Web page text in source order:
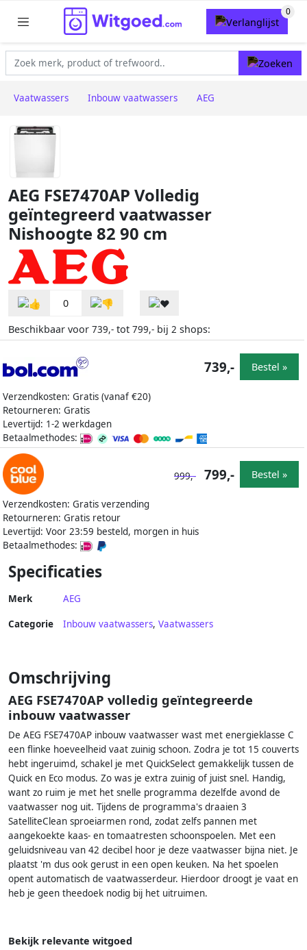
Vaatwassers Inbouw vaatwassers AEG
AEG FSE7470AP Volledig
geïntegreerd vaatwasser
Nishoogte 82 90 cm
0
Beschikbaar voor 739,- tot 799,- bij 2 shops:
Verzendkosten: Gratis (vanaf €20)
Retourneren: Gratis
Levertijd: 1-2 werkdagen
Betaalmethodes:
739,- Bestel »
Verzendkosten: Gratis verzending
Retourneren: Gratis retour
Levertijd: Voor 23:59 besteld, morgen in huis
Betaalmethodes:
999,- 799,- Bestel »
Specificaties
Merk AEG
Categorie Inbouw vaatwassers, Vaatwassers
Omschrijving
AEG FSE7470AP volledig geïntegreerde
inbouw vaatwasser
De AEG FSE7470AP inbouw vaatwasser wast met energieklasse C
een flinke hoeveelheid vaat zuinig schoon. Zodra je tot 15 couverts
hebt ingeruimd, schakel je met QuickSelect gemakkelijk tussen de
Quick en Eco modus. Zo was je extra zuinig of juist snel. Handig,
want zo ruim je met het snelle programma dezelfde avond de
vaatwasser nog uit. Tijdens de programma's draaien 3
SatelliteClean sproeiarmen rond, zodat zelfs pannen met
aangekoekte kaas- en tomaatresten schoonspoelen. Met een
geluidsniveau van 42 decibel hoor je deze vaatwasser bijna niet. Je
plaatst 'm dus ook gerust in een open keuken. Na het spoelen
opent automatisch de vaatwasserdeur. Hierdoor droogt je vaat en
heb je geen theedoek nodig bij het uitruimen.
Bekijk relevante witgoed